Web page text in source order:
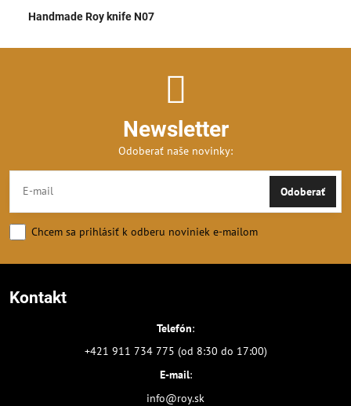
Handmade Roy knife N07
Newsletter
Odoberať naše novinky:
Odoberať
Chcem sa prihlásiť k odberu noviniek e-mailom
Kontakt
Telefón:
+421 911 734 775 (od 8:30 do 17:00)
E-mail:
info@roy.sk